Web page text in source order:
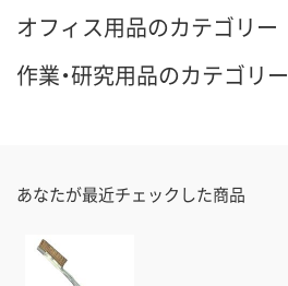
オフィス用品のカテゴリー
作業・研究用品のカテゴリー
あなたが最近チェックした商品